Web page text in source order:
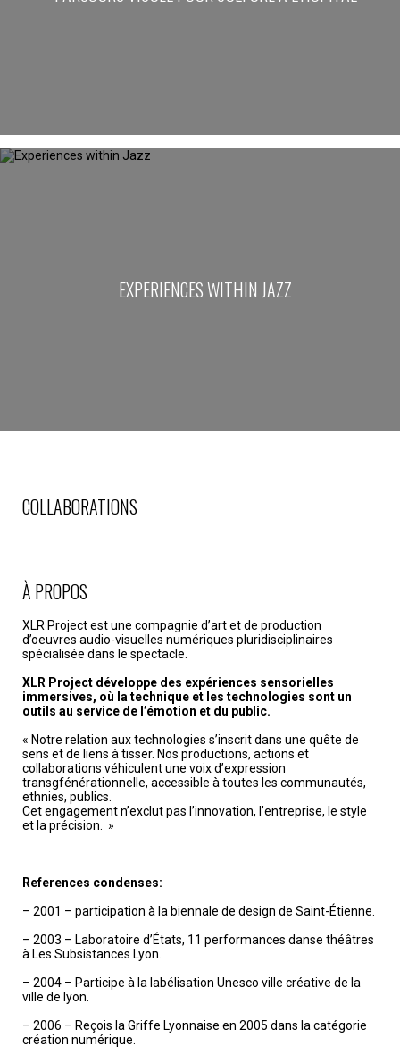
EXPERIENCES WITHIN JAZZ
COLLABORATIONS
À PROPOS
XLR Project est une compagnie d’art et de production
d’oeuvres audio-visuelles numériques pluridisciplinaires
spécialisée dans le spectacle.
XLR Project développe des expériences sensorielles
immersives, où la technique et les technologies sont un
outils au service de l’émotion et du public.
« Notre relation aux technologies s’inscrit dans une quête de
sens et de liens à tisser. Nos productions, actions et
collaborations véhiculent une voix d’expression
transgfénérationnelle, accessible à toutes les communautés,
ethnies, publics.
Cet engagement n’exclut pas l’innovation, l’entreprise, le style
et la précision. »
References condenses:
– 2001 – participation à la biennale de design de Saint-Étienne.
– 2003 – Laboratoire d’États, 11 performances danse théâtres
à Les Subsistances Lyon.
– 2004 – Participe à la labélisation Unesco ville créative de la
ville de lyon.
– 2006 – Reçois la Griffe Lyonnaise en 2005 dans la catégorie
création numérique.